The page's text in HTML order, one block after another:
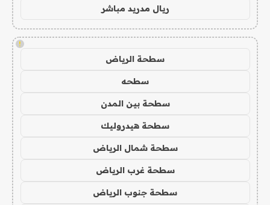
ريال مدريد مباشر
!
سطحة الرياض
سطحه
سطحة بين المدن
سطحة هيدروليك
سطحة شمال الرياض
سطحة غرب الرياض
سطحة جنوب الرياض